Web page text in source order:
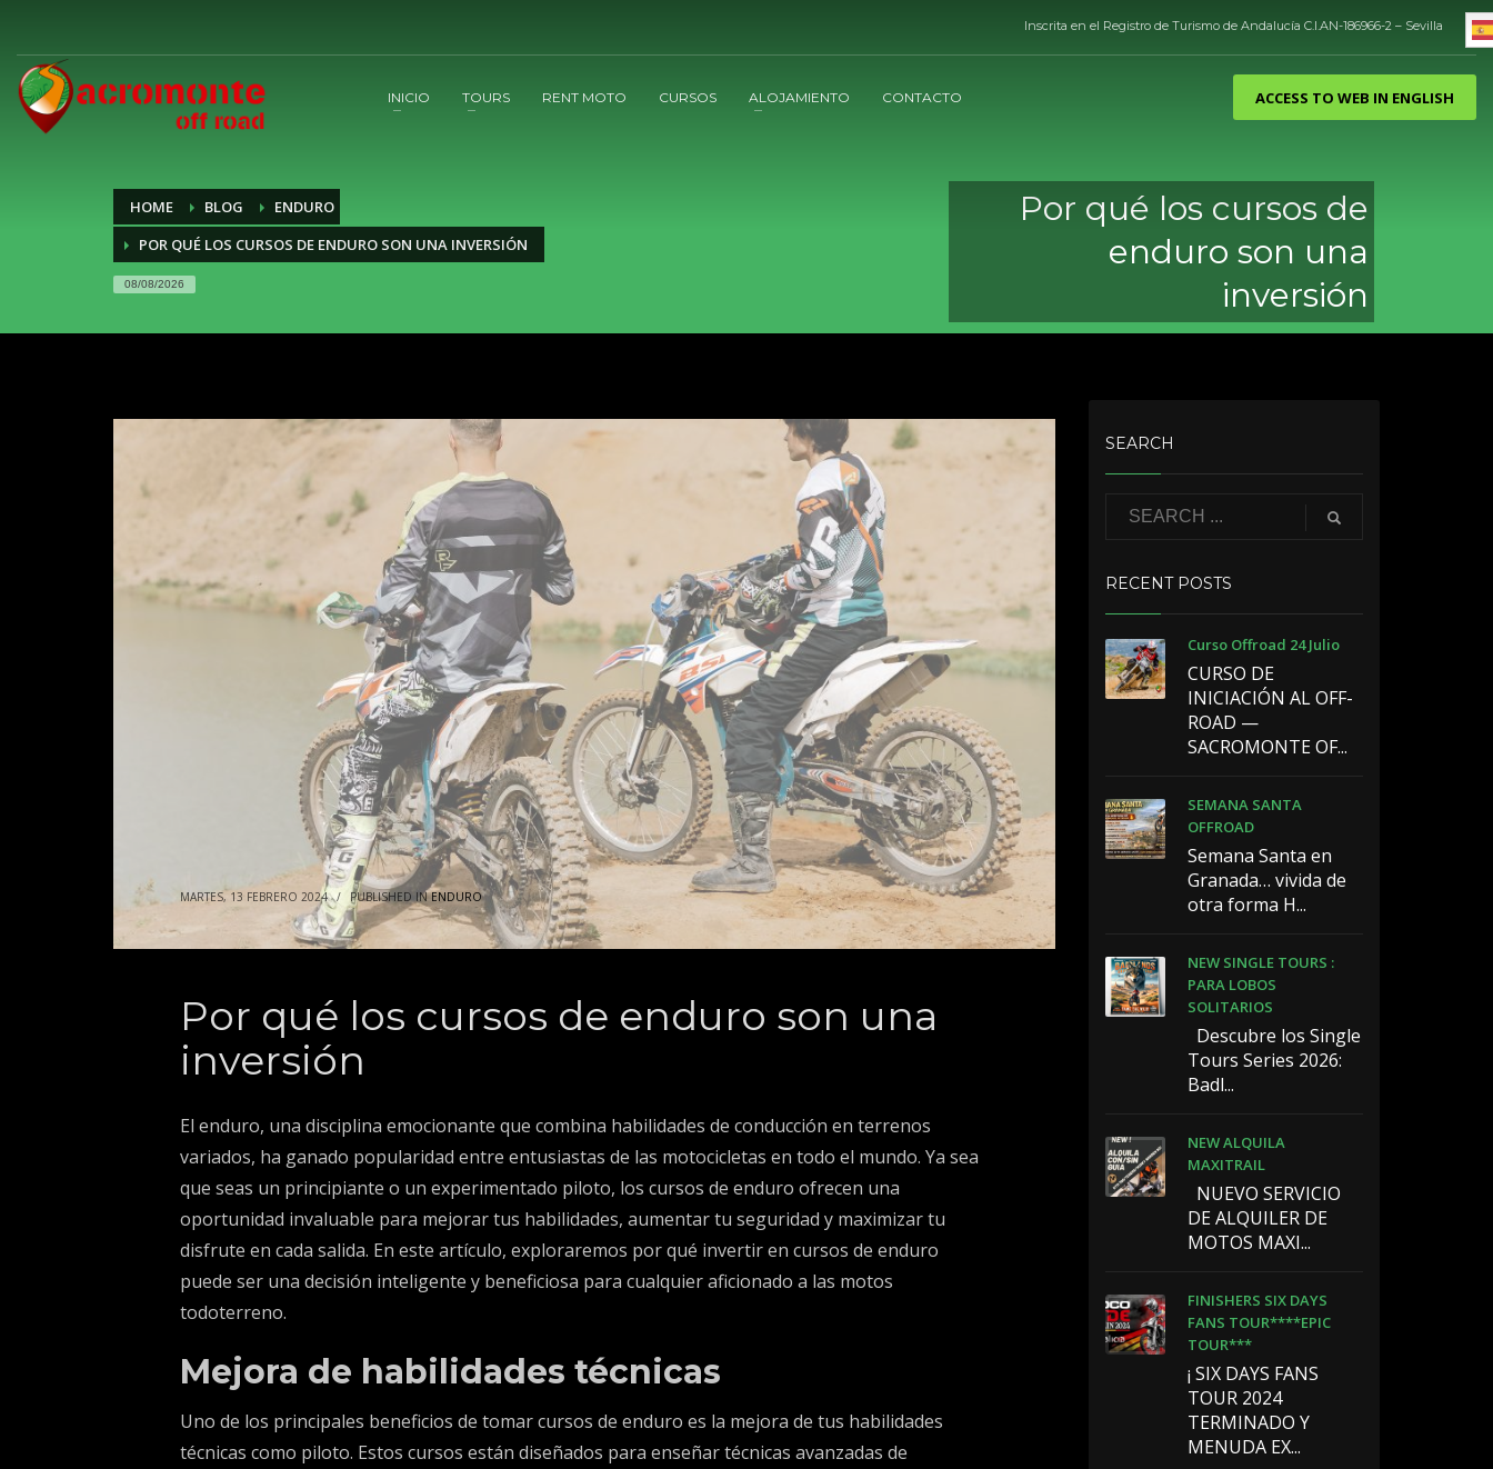
Inscrita en el Registro de Turismo de Andalucía C.I.AN-186966-2 – Sevilla
INICIO TOURS RENT MOTO CURSOS ALOJAMIENTO CONTACTO ACCESS TO WEB IN ENGLISH
HOME BLOG
ENDURO
POR QUÉ LOS CURSOS DE ENDURO SON UNA INVERSIÓN
08/08/2026
Por qué los cursos de
enduro son una
inversión
despedidas
gijon
Agencia
Marketing
Digital
MARTES, 13 FEBRERO 2024 / PUBLISHED INENDURO
Por qué los cursos de enduro son una
inversión
El enduro, una disciplina emocionante que combina habilidades de conducción en terrenos
variados, ha ganado popularidad entre entusiastas de las motocicletas en todo el mundo. Ya sea
que seas un principiante o un experimentado piloto, los cursos de enduro ofrecen una
oportunidad invaluable para mejorar tus habilidades, aumentar tu seguridad y maximizar tu
disfrute en cada salida. En este artículo, exploraremos por qué invertir en cursos de enduro
puede ser una decisión inteligente y beneficiosa para cualquier aficionado a las motos
todoterreno.
Mejora de habilidades técnicas
Uno de los principales beneficios de tomar cursos de enduro es la mejora de tus habilidades
técnicas como piloto. Estos cursos están diseñados para enseñar técnicas avanzadas de
SEARCH
RECENT POSTS
Curso Offroad 24 Julio
CURSO DE
INICIACIÓN AL OFF-
ROAD —
SACROMONTE OF...
SEMANA SANTA
OFFROAD
Semana Santa en
Granada… vivida de
otra forma H...
NEW SINGLE TOURS :
PARA LOBOS
SOLITARIOS
️ ️ Descubre los Single
Tours Series 2026:
Badl...
NEW ALQUILA
MAXITRAIL
NUEVO SERVICIO
DE ALQUILER DE
MOTOS MAXI...
FINISHERS SIX DAYS
FANS TOUR****EPIC
TOUR***
¡ SIX DAYS FANS
TOUR 2024
TERMINADO Y
MENUDA EX...